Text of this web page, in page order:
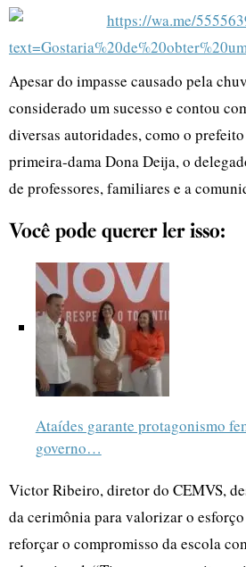
Apesar do impasse causado pela
considerado um sucesso e contou
diversas autoridades, como o
primeira-dama Dona Deija, o
de professores, familiares e a
Você pode querer ler isso:
Ataídes garante protagonismo
governo…
Victor Ribeiro, diretor do CEMVS,
da cerimônia para valorizar o esforço
reforçar o compromisso da escola